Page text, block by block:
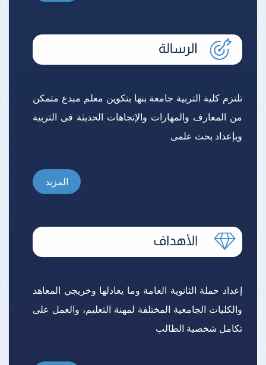
تلتزم كلية التربية جامعة بنها بتكوين معلم مبدع متمكن
من المعارف والمهارات والإتجاهات الحديثة فى التربية
وبإعداد بحث علمى
المزيد
إعداد حملة الثانوية العامة وما يعادلها وخريجي المعاهد
والكليات الجامعية المختلفة لمهنة التعليم، والعمل على
تكامل شخصية الطالب